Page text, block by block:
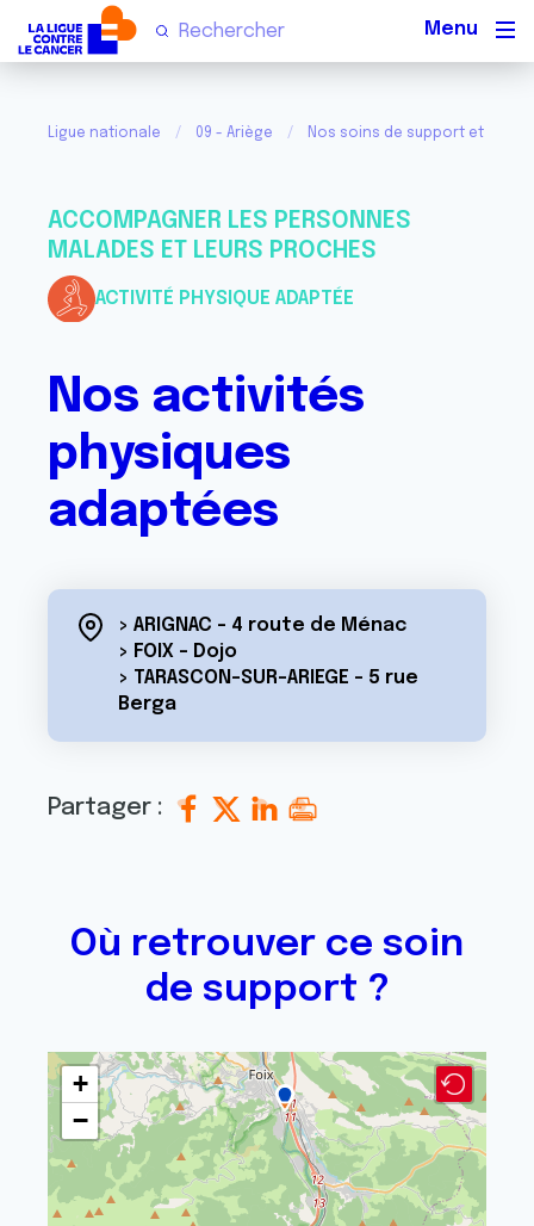
Ligue nationale 09 - Ariège Nos soins de support et
ACCOMPAGNER LES PERSONNES
MALADES ET LEURS PROCHES
ACTIVITÉ PHYSIQUE ADAPTÉE
Nos activités
physiques
adaptées
> ARIGNAC - 4 route de Ménac
> FOIX - Dojo
> TARASCON-SUR-ARIEGE - 5 rue
Berga
Partager :
Où retrouver ce soin
de support ?
+
−